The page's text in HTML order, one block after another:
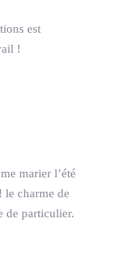
est
!
marier l’été
le charme de
de particulier.